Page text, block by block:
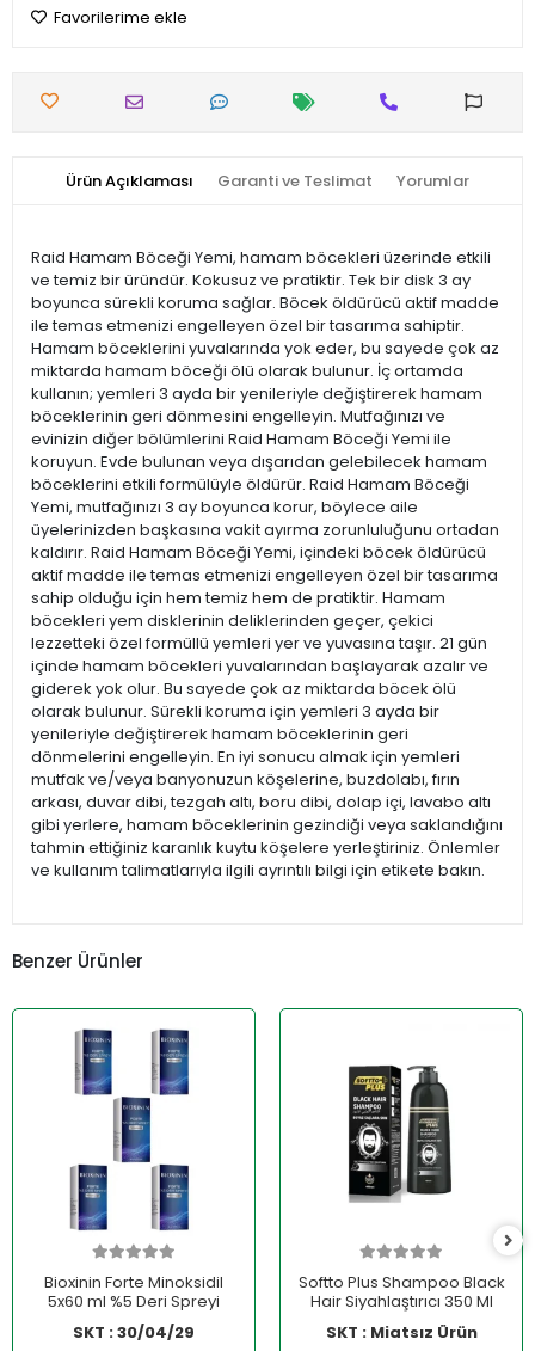
Favorilerime ekle
Ürün Açıklaması Garanti ve Teslimat Yorumlar
Raid Hamam Böceği Yemi, hamam böcekleri üzerinde etkili
ve temiz bir üründür. Kokusuz ve pratiktir. Tek bir disk 3 ay
boyunca sürekli koruma sağlar. Böcek öldürücü aktif madde
ile temas etmenizi engelleyen özel bir tasarıma sahiptir.
Hamam böceklerini yuvalarında yok eder, bu sayede çok az
miktarda hamam böceği ölü olarak bulunur. İç ortamda
kullanın; yemleri 3 ayda bir yenileriyle değiştirerek hamam
böceklerinin geri dönmesini engelleyin. Mutfağınızı ve
evinizin diğer bölümlerini Raid Hamam Böceği Yemi ile
koruyun. Evde bulunan veya dışarıdan gelebilecek hamam
böceklerini etkili formülüyle öldürür. Raid Hamam Böceği
Yemi, mutfağınızı 3 ay boyunca korur, böylece aile
üyelerinizden başkasına vakit ayırma zorunluluğunu ortadan
kaldırır. Raid Hamam Böceği Yemi, içindeki böcek öldürücü
aktif madde ile temas etmenizi engelleyen özel bir tasarıma
sahip olduğu için hem temiz hem de pratiktir. Hamam
böcekleri yem disklerinin deliklerinden geçer, çekici
lezzetteki özel formüllü yemleri yer ve yuvasına taşır. 21 gün
içinde hamam böcekleri yuvalarından başlayarak azalır ve
giderek yok olur. Bu sayede çok az miktarda böcek ölü
olarak bulunur. Sürekli koruma için yemleri 3 ayda bir
yenileriyle değiştirerek hamam böceklerinin geri
dönmelerini engelleyin. En iyi sonucu almak için yemleri
mutfak ve/veya banyonuzun köşelerine, buzdolabı, fırın
arkası, duvar dibi, tezgah altı, boru dibi, dolap içi, lavabo altı
gibi yerlere, hamam böceklerinin gezindiği veya saklandığını
tahmin ettiğiniz karanlık kuytu köşelere yerleştiriniz. Önlemler
ve kullanım talimatlarıyla ilgili ayrıntılı bilgi için etikete bakın.
Benzer Ürünler
Bioxinin Forte Minoksidil
5x60 ml %5 Deri Spreyi
SKT : 30/04/29
Softto Plus Shampoo Black
Hair Siyahlaştırıcı 350 Ml
SKT : Miatsız Ürün